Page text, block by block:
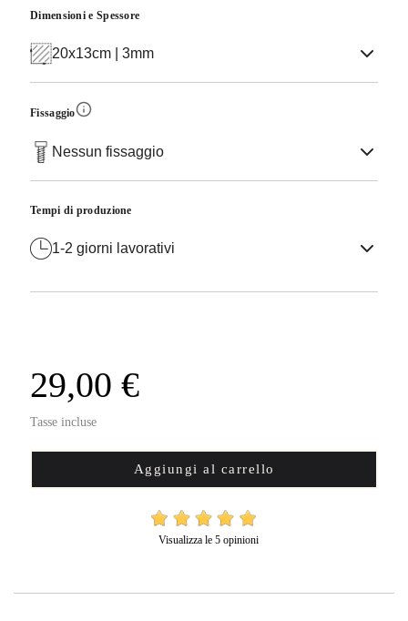
Dimensioni e Spessore
20x13cm | 3mm
Fissaggio
Nessun fissaggio
Tempi di produzione
1-2 giorni lavorativi
29,00 €
Tasse incluse
Aggiungi al carrello
Visualizza le 5 opinioni